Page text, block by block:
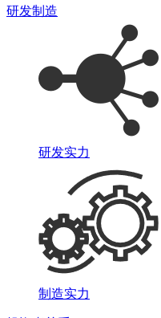
研发制造
研发实力
制造实力